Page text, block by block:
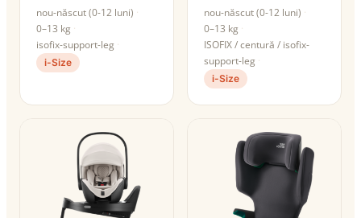
nou-născut (0-12 luni)
0–13 kg
isofix-support-leg
i-Size
nou-născut (0-12 luni)
0–13 kg
ISOFIX / centură / isofix-
support-leg
i-Size